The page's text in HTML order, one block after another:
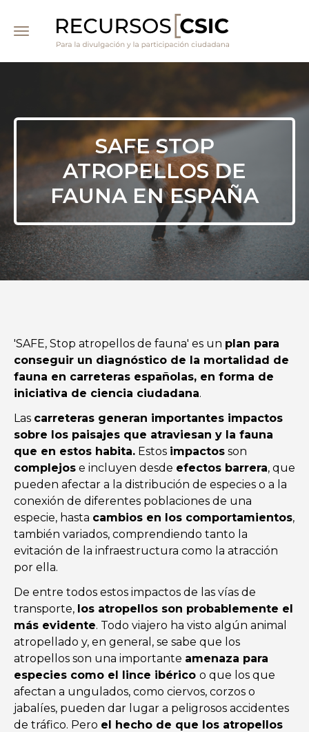
SAFE STOP
ATROPELLOS DE
FAUNA EN ESPAÑA
'SAFE, Stop atropellos de fauna' es un plan para
conseguir un diagnóstico de la mortalidad de
fauna en carreteras españolas, en forma de
iniciativa de ciencia ciudadana.
Las carreteras generan importantes impactos
sobre los paisajes que atraviesan y la fauna
que en estos habita. Estos impactos son
complejos e incluyen desde efectos barrera, que
pueden afectar a la distribución de especies o a la
conexión de diferentes poblaciones de una
especie, hasta cambios en los comportamientos,
también variados, comprendiendo tanto la
evitación de la infraestructura como la atracción
por ella.
De entre todos estos impactos de las vías de
transporte, los atropellos son probablemente el
más evidente. Todo viajero ha visto algún animal
atropellado y, en general, se sabe que los
atropellos son una importante amenaza para
especies como el lince ibérico o que los que
afectan a ungulados, como ciervos, corzos o
jabalíes, pueden dar lugar a peligrosos accidentes
de tráfico. Pero el hecho de que los atropellos